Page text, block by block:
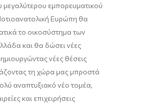
μεγαλύτερου εμπορευματικού
Ευρώπη θα
το οικοσύστημα των
και θα δώσει νέες
νέες θέσεις
τη χώρα μας μπροστά
αναπτυξιακό νέο τομέα,
και επιχειρήσεις